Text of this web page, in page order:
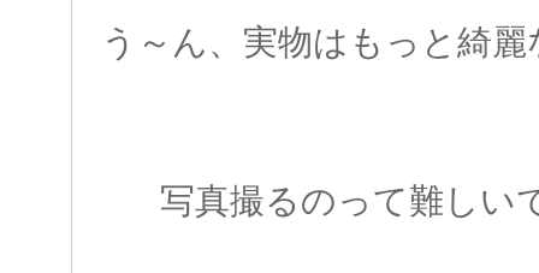
う～ん、実物はもっと綺
写真撮るのって難しい